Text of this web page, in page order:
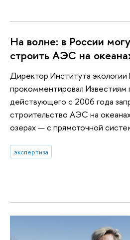
На волне: в России
строить АЭС на
Директор Института
прокомментировал Известиям
действующего с 2006 года
строительство АЭС на
озерах — с прямоточной
экспертиза